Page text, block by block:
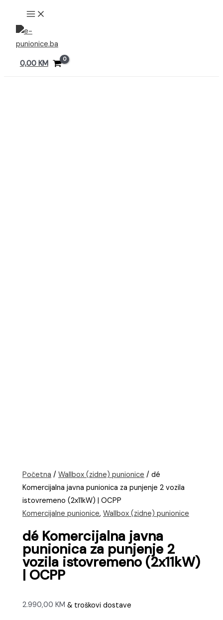
Preskoči
sadržaj
MAIN
MENU
0,00 KM
Početna /Wallbox (zidne) punionice / dé
Komercijalna javna punionica za punjenje 2 vozila
istovremeno (2x11kW) | OCPP
Komercijalne punionice,Wallbox (zidne) punionice
dé Komercijalna javna
punionica za punjenje 2
vozila istovremeno (2x11kW)
| OCPP
2.990,00KM & troškovi dostave